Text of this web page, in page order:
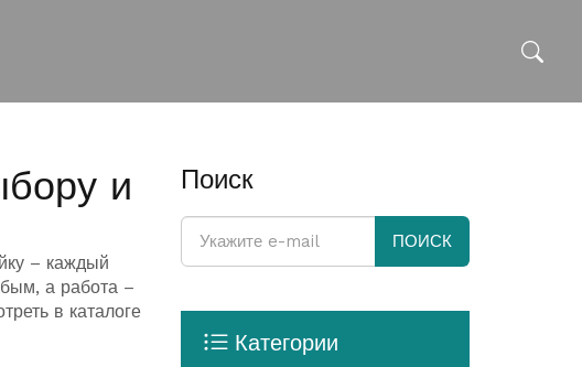
и
– каждый
а работа –
в каталоге
Поиск
ПОИСК
Категории